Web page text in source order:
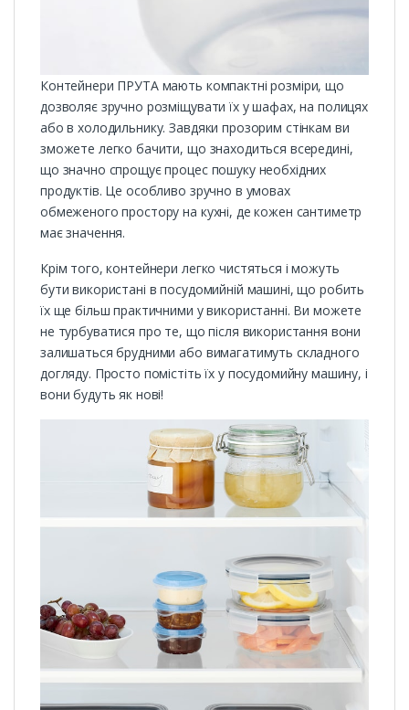
Контейнери ПРУТА мають компактні розміри, що
дозволяє зручно розміщувати їх у шафах, на полицях
або в холодильнику. Завдяки прозорим стінкам ви
зможете легко бачити, що знаходиться всередині,
що значно спрощує процес пошуку необхідних
продуктів. Це особливо зручно в умовах
обмеженого простору на кухні, де кожен сантиметр
має значення.
Крім того, контейнери легко чистяться і можуть
бути використані в посудомийній машині, що робить
їх ще більш практичними у використанні. Ви можете
не турбуватися про те, що після використання вони
залишаться брудними або вимагатимуть складного
догляду. Просто помістіть їх у посудомийну машину, і
вони будуть як нові!